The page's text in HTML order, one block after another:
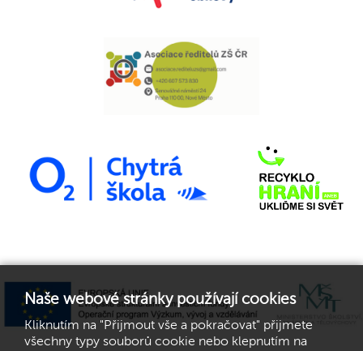
Naše webové stránky používají cookies
Kliknutím na "Přijmout vše a pokračovat" přijmete
všechny typy souborů cookie nebo klepnutím na